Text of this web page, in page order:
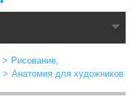
> Рисование,
> Анатомия для художников